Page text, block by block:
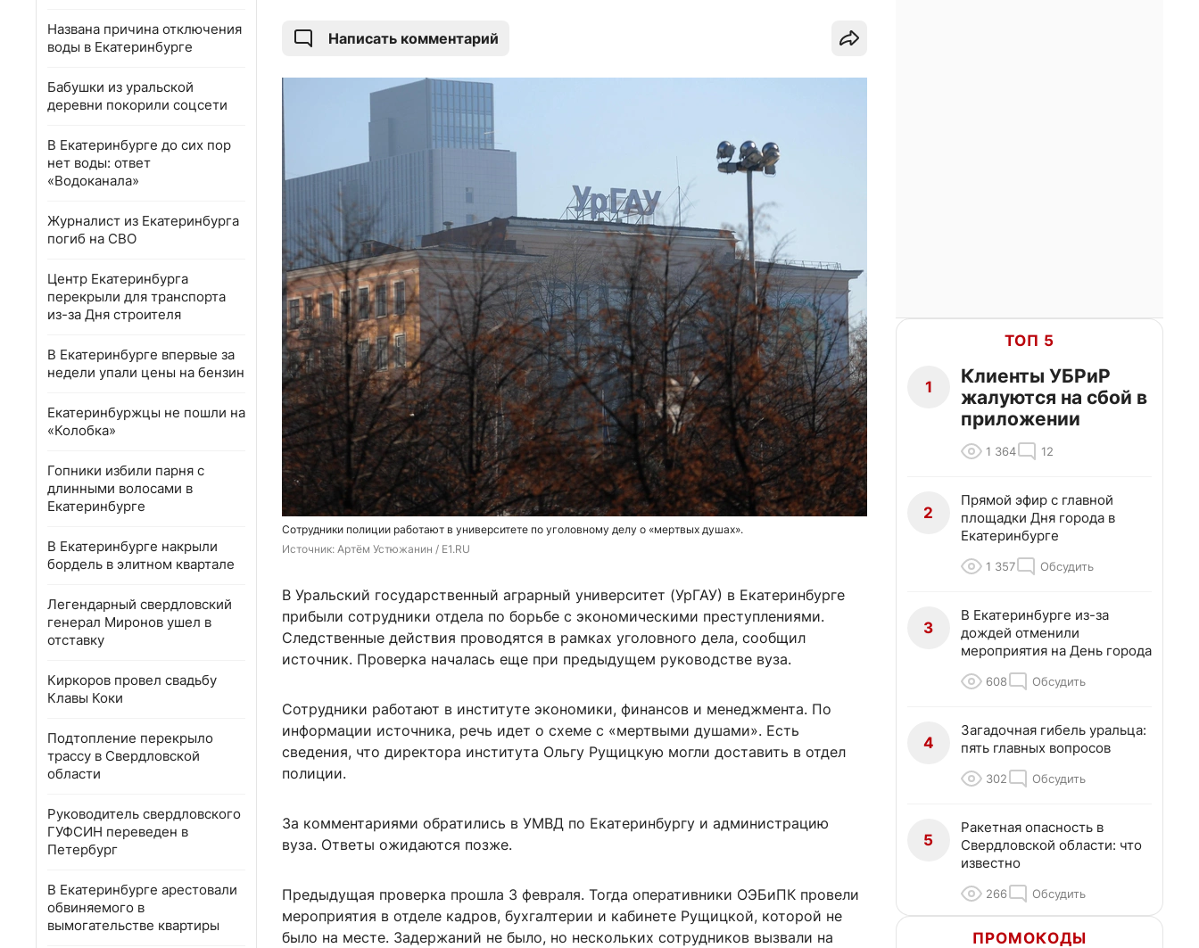
Названа причина отключения
воды в Екатеринбурге
Бабушки из уральской
деревни покорили соцсети
В Екатеринбурге до сих пор
нет воды: ответ
«Водоканала»
Журналист из Екатеринбурга
погиб на СВО
Центр Екатеринбурга
перекрыли для транспорта
из-за Дня строителя
В Екатеринбурге впервые за
недели упали цены на бензин
Екатеринбуржцы не пошли на
«Колобка»
Гопники избили парня с
длинными волосами в
Екатеринбурге
В Екатеринбурге накрыли
бордель в элитном квартале
Легендарный свердловский
генерал Миронов ушел в
отставку
Киркоров провел свадьбу
Клавы Коки
Подтопление перекрыло
трассу в Свердловской
области
Руководитель свердловского
ГУФСИН переведен в
Петербург
В Екатеринбурге арестовали
обвиняемого в
вымогательстве квартиры
Написать комментарий
Сотрудники полиции работают в университете по уголовному делу о «мертвых душах».
Источник: Артём Устюжанин / E1.RU
В Уральский государственный аграрный университет (УрГАУ) в Екатеринбурге
прибыли сотрудники отдела по борьбе с экономическими преступлениями.
Следственные действия проводятся в рамках уголовного дела, сообщил
источник. Проверка началась еще при предыдущем руководстве вуза.
Сотрудники работают в институте экономики, финансов и менеджмента. По
информации источника, речь идет о схеме с «мертвыми душами». Есть
сведения, что директора института Ольгу Рущицкую могли доставить в отдел
полиции.
За комментариями обратились в УМВД по Екатеринбургу и администрацию
вуза. Ответы ожидаются позже.
Предыдущая проверка прошла 3 февраля. Тогда оперативники ОЭБиПК провели
мероприятия в отделе кадров, бухгалтерии и кабинете Рущицкой, которой не
было на месте. Задержаний не было, но нескольких сотрудников вызвали на
ТОП 5
1
Клиенты УБРиР
жалуются на сбой в
приложении
1 364 12
2
Прямой эфир с главной
площадки Дня города в
Екатеринбурге
1 357 Обсудить
3
В Екатеринбурге из-за
дождей отменили
мероприятия на День города
608 Обсудить
4
Загадочная гибель уральца:
пять главных вопросов
302 Обсудить
5
Ракетная опасность в
Свердловской области: что
известно
266 Обсудить
ПРОМОКОДЫ